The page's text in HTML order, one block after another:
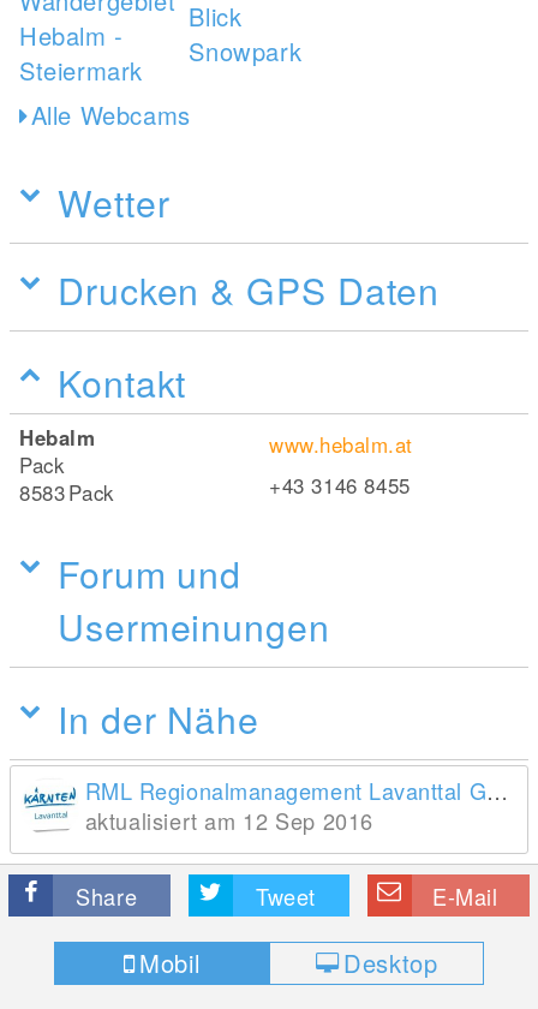
Alle Webcams
Wetter
Drucken & GPS Daten
Kontakt
Hebalm
Pack
8583Pack
www.hebalm.at
+43 3146 8455
Forum und
Usermeinungen
In der Nähe
RML Regionalmanagement Lavanttal GmbH
aktualisiert am 12 Sep 2016
Share Tweet E-Mail
Mobil Desktop